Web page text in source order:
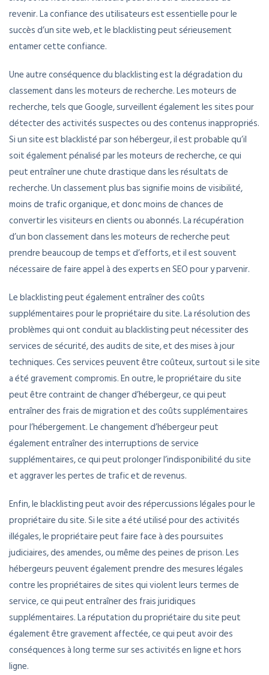
revenir. La confiance des utilisateurs est essentielle pour le
succès d’un site web, et le blacklisting peut sérieusement
entamer cette confiance.
Une autre conséquence du blacklisting est la dégradation du
classement dans les moteurs de recherche. Les moteurs de
recherche, tels que Google, surveillent également les sites pour
détecter des activités suspectes ou des contenus inappropriés.
Si un site est blacklisté par son hébergeur, il est probable qu’il
soit également pénalisé par les moteurs de recherche, ce qui
peut entraîner une chute drastique dans les résultats de
recherche. Un classement plus bas signifie moins de visibilité,
moins de trafic organique, et donc moins de chances de
convertir les visiteurs en clients ou abonnés. La récupération
d’un bon classement dans les moteurs de recherche peut
prendre beaucoup de temps et d’efforts, et il est souvent
nécessaire de faire appel à des experts en SEO pour y parvenir.
Le blacklisting peut également entraîner des coûts
supplémentaires pour le propriétaire du site. La résolution des
problèmes qui ont conduit au blacklisting peut nécessiter des
services de sécurité, des audits de site, et des mises à jour
techniques. Ces services peuvent être coûteux, surtout si le site
a été gravement compromis. En outre, le propriétaire du site
peut être contraint de changer d’hébergeur, ce qui peut
entraîner des frais de migration et des coûts supplémentaires
pour l’hébergement. Le changement d’hébergeur peut
également entraîner des interruptions de service
supplémentaires, ce qui peut prolonger l’indisponibilité du site
et aggraver les pertes de trafic et de revenus.
Enfin, le blacklisting peut avoir des répercussions légales pour le
propriétaire du site. Si le site a été utilisé pour des activités
illégales, le propriétaire peut faire face à des poursuites
judiciaires, des amendes, ou même des peines de prison. Les
hébergeurs peuvent également prendre des mesures légales
contre les propriétaires de sites qui violent leurs termes de
service, ce qui peut entraîner des frais juridiques
supplémentaires. La réputation du propriétaire du site peut
également être gravement affectée, ce qui peut avoir des
conséquences à long terme sur ses activités en ligne et hors
ligne.